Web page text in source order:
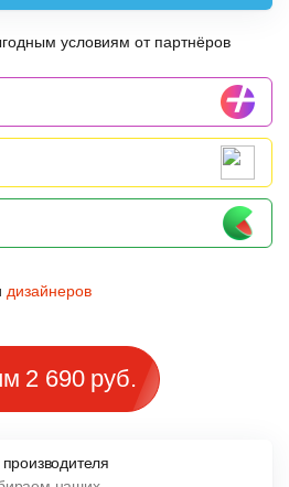
условиям от партнёров
дизайнеров
2 690 руб.